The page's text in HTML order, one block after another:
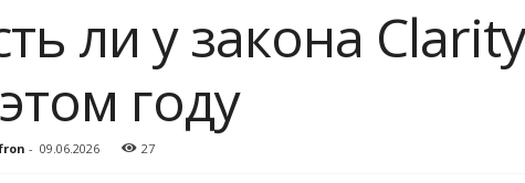
ли у закона
году
- 09.06.2026 27